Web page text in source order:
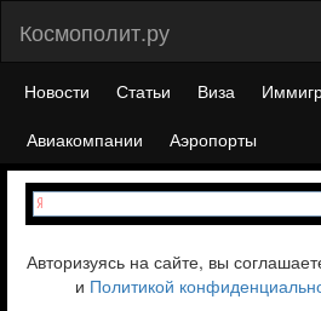
Космополит.ру
Новости Статьи Виза
Авиакомпании
Аэропорты
Авторизуясь на сайте, вы
и Политикой